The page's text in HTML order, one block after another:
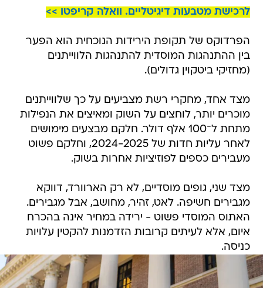
לרכישת מטבעות דיגיטליים. וואלה קריפטו >>
הפרדוקס של תקופת הירידות הנוכחית הוא הפער
בין ההתנהגות המוסדית להתנהגות הלווייתנים
(מחזיקי ביטקוין גדולים).
מצד אחד, מחקרי רשת מצביעים על כך שלווייתנים
מוכרים יותר, לוחצים על השוק ומאיצים את הנפילות
מתחת ל־100 אלף דולר. חלקם מבצעים מימושים
לאחר עליות חדות של 2024-2025, וחלקם פשוט
מעבירים כספים לפוזיציות אחרות בשוק.
מצד שני, גופים מוסדיים, לא רק הארוורד, דווקא
מגבירים חשיפה. לאט, זהיר, מחושב, אבל מגבירים.
האתוס המוסדי פשוט - ירידה במחיר אינה בהכרח
איום, אלא לעיתים קרובות הזדמנות להקטין עלויות
כניסה.